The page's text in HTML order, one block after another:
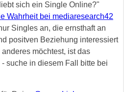
sich ein Single Online?"
Wahrheit bei mediaresearch42
Singles an, die ernsthaft an
positven Beziehung interessiert
möchtest, ist das
suche in diesem Fall bitte bei